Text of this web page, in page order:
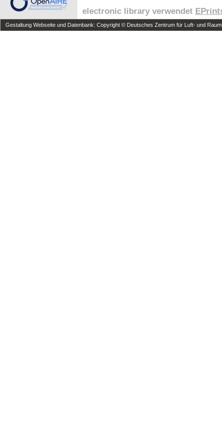
electronic library verwendet
Gestaltung Webseite und Datenbank: Copyright © Deutsches Zentrum für Luft- und